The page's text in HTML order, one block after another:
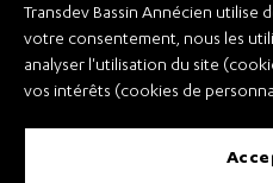
Transdev Bassin Annécien utilise
votre consentement, nous les
analyser l'utilisation du site
vos intérêts (cookies de
Transdev Bassin Annécien
Recrutement